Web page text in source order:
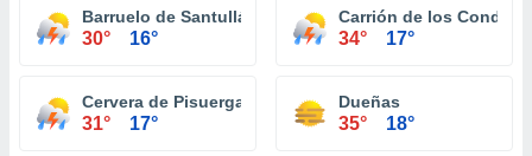
Barruelo de Santullán
30° 16°
Carrión de los Condes
34° 17°
Cervera de Pisuerga
31° 17°
Dueñas
35° 18°